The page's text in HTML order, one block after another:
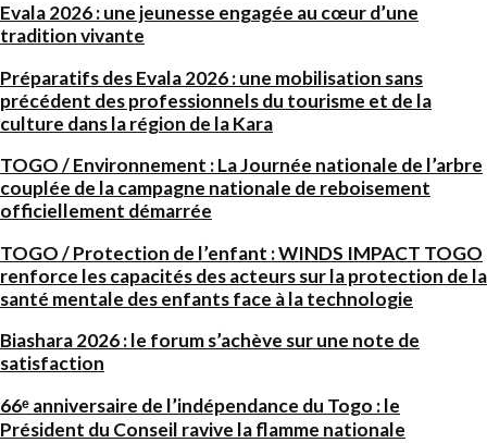
Evala 2026 : une jeunesse engagée au cœur d’une
tradition vivante
Préparatifs des Evala 2026 : une mobilisation sans
précédent des professionnels du tourisme et de la
culture dans la région de la Kara
TOGO / Environnement : La Journée nationale de l’arbre
couplée de la campagne nationale de reboisement
officiellement démarrée
TOGO / Protection de l’enfant : WINDS IMPACT TOGO
renforce les capacités des acteurs sur la protection de la
santé mentale des enfants face à la technologie
Biashara 2026 : le forum s’achève sur une note de
satisfaction
66ᵉ anniversaire de l’indépendance du Togo : le
Président du Conseil ravive la flamme nationale